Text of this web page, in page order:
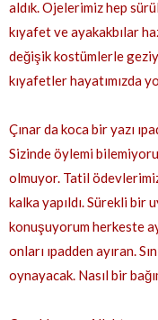
aldık. Ojelerimiz hep
kıyafet ve ayakakbılar
değişik kostümlerle
kıyafetler hayatımızda
Çınar da koca bir yazı
Sizinde öylemi
olmuyor. Tatil
kalka yapıldı. Sürekli bir
konuşuyorum herkeste
onları ıpadden ayıran.
oynayacak. Nasıl bir